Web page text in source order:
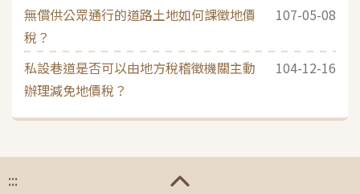
無償供公眾通行的道路土地如何課徵地價
稅？
107-05-08
私設巷道是否可以由地方稅稽徵機關主動
辦理減免地價稅？
104-12-16
:::